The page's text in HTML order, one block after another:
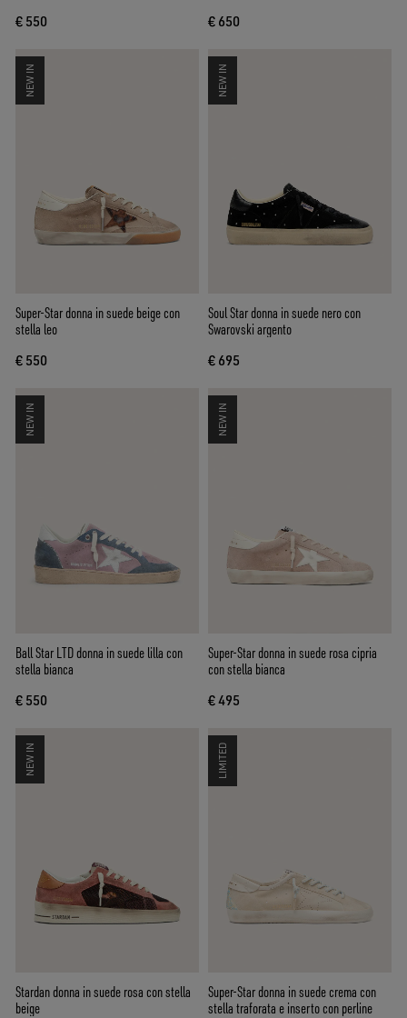
€ 550 € 650
NEW IN
Super-Star donna in suede beige con
stella leo
€ 550
NEW IN
Soul Star donna in suede nero con
Swarovski argento
€ 695
NEW IN
Ball Star LTD donna in suede lilla con
stella bianca
€ 550
NEW IN
Super-Star donna in suede rosa cipria
con stella bianca
€ 495
NEW IN
Stardan donna in suede rosa con stella
beige
LIMITED
Super-Star donna in suede crema con
stella traforata e inserto con perline